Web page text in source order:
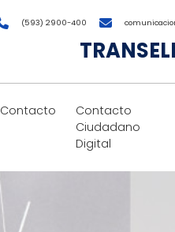
(593) 2900-400
Contacto
Contacto
Ciudadano
Digital